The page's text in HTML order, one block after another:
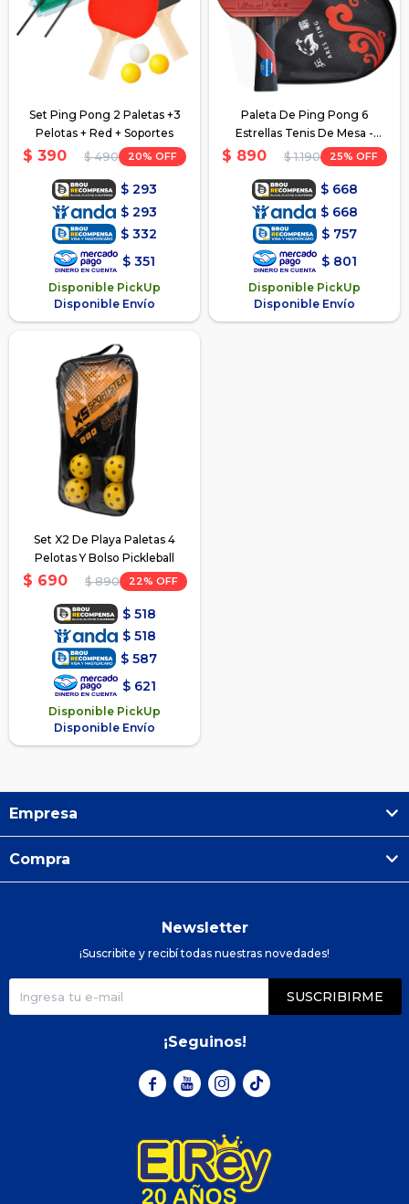
Set Ping Pong 2 Paletas +3
Pelotas + Red + Soportes
$ 390 $ 490 20
$ 293
$ 293
$ 332
$ 351
Disponible PickUp
Disponible Envío
Paleta De Ping Pong 6
Estrellas Tenis De Mesa -
Rojo/Negro
$ 890 $ 1.190 25
$ 668
$ 668
$ 757
$ 801
Disponible PickUp
Disponible Envío
Set X2 De Playa Paletas 4
Pelotas Y Bolso Pickleball
$ 690 $ 890 22
$ 518
$ 518
$ 587
$ 621
Disponible PickUp
Disponible Envío
Empresa
Compra
Newsletter
¡Suscribite y recibí todas nuestras novedades!
SUSCRIBIRME
¡Seguinos!
  